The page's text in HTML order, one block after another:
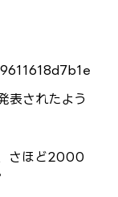
表されたよう
さほど2000